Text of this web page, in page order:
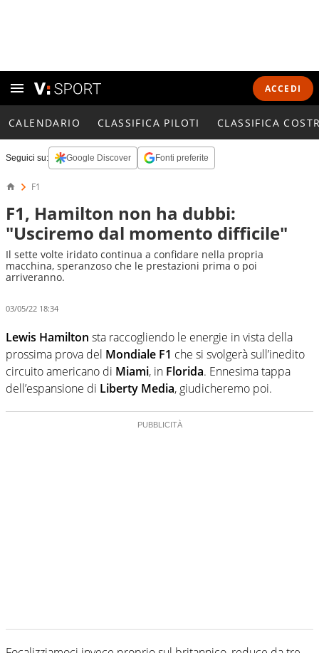
ACCEDI
CALENDARIO CLASSIFICA PILOTI CLASSIFICA
Seguici su: Google Discover Fonti preferite
F1
F1, Hamilton non ha dubbi:
"Usciremo dal momento difficile"
Il sette volte iridato continua a confidare nella propria
macchina, speranzoso che le prestazioni prima o poi
arriveranno.
03/05/22 18:34
Lewis Hamilton sta raccogliendo le energie in vista della
prossima prova del Mondiale F1 che si svolgerà sull’inedito
circuito americano di Miami, in Florida. Ennesima tappa
dell’espansione di Liberty Media, giudicheremo poi.